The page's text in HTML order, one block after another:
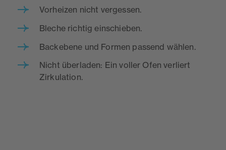
Vorheizen nicht vergessen.
Bleche richtig einschieben.
Backebene und Formen passend wählen.
Nicht überladen: Ein voller Ofen verliert
Zirkulation.